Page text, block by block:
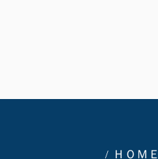
ＨＯＭＥ